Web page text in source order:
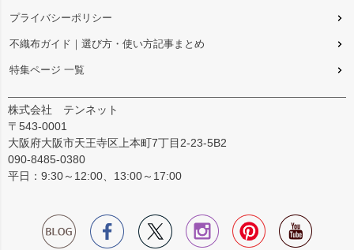
プライバシーポリシー
不織布ガイド｜選び方・使い方記事まとめ
特集ページ 一覧
株式会社 テンネット
〒543-0001
大阪府大阪市天王寺区上本町7丁目2-23-5B2
090-8485-0380
平日：9:30～12:00、13:00～17:00